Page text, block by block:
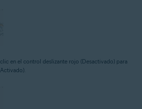
clic en el control deslizante rojo (Desactivado) para